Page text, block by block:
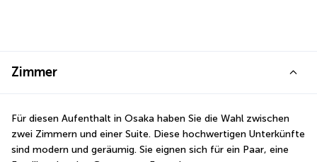
Zimmer
Für diesen Aufenthalt in Osaka haben Sie die Wahl zwischen
zwei Zimmern und einer Suite. Diese hochwertigen Unterkünfte
sind modern und geräumig. Sie eignen sich für ein Paar, eine